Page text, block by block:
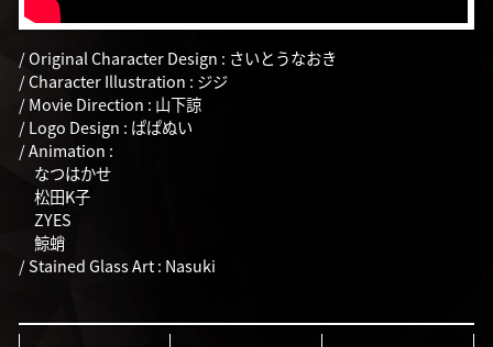
/ Original Character Design : さいとうなおき
/ Character Illustration : ジジ
/ Movie Direction : 山下諒
/ Logo Design : ぱぱぬい
/ Animation :
なつはかせ
松田K子
ZYES
鯨蛸
/ Stained Glass Art : Nasuki